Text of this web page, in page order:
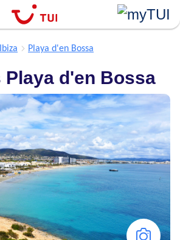
Ibiza Playa d'en Bossa
Playa d'en Bossa